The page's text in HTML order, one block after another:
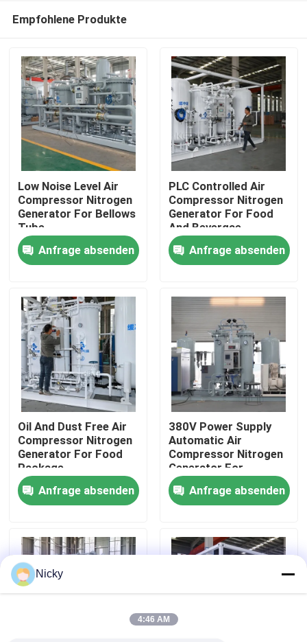
Zu Hause
Über uns
Werksbesichtigung
Kontakt mit uns
Neuigkeiten
Bitte um ein Angebot
PSA-Stickstoffgasgeneratoren
Empfohlene Produkte
Low Noise Level Air
Compressor Nitrogen
Generator For Bellows
Tube
Anfrage absenden
PLC Controlled Air
Compressor Nitrogen
Generator For Food
And Bevergae
Anfrage absenden
Oil And Dust Free Air
Compressor Nitrogen
Generator For Food
Package
Anfrage absenden
380V Power Supply
Automatic Air
Compressor Nitrogen
Generator For
Beverage Filling
Anfrage absenden
Nicky
4:46 AM